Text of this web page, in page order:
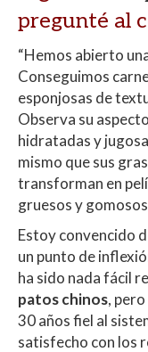
pregunté al
“Hemos abierto
Conseguimos
esponjosas de
Observa su
hidratadas y
mismo que sus
transforman en
gruesos y
Estoy convencido
un punto de
ha sido nada fácil
patos chinos,
30 años fiel al
satisfecho con los